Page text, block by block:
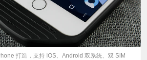
打造，支持 iOS、Android 双系统、双 SIM